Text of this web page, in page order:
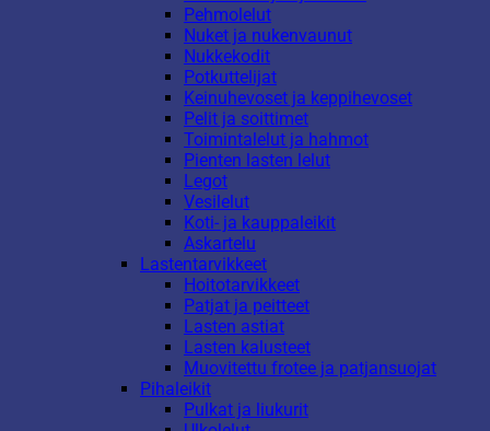
Pehmolelut
Nuket ja nukenvaunut
Nukkekodit
Potkuttelijat
Keinuhevoset ja keppihevoset
Pelit ja soittimet
Toimintalelut ja hahmot
Pienten lasten lelut
Legot
Vesilelut
Koti- ja kauppaleikit
Askartelu
Lastentarvikkeet
Hoitotarvikkeet
Patjat ja peitteet
Lasten astiat
Lasten kalusteet
Muovitettu frotee ja patjansuojat
Pihaleikit
Pulkat ja liukurit